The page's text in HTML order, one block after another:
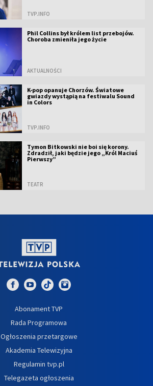
TVP.INFO
Phil Collins był królem list przebojów.
Choroba zmieniła jego życie
AKTUALNOŚCI
K-pop opanuje Chorzów. Światowe
gwiazdy wystąpią na festiwalu Sound
in Colors
TVP.INFO
Tymon Bitkowski nie boi się korony.
Zdradził, jaki będzie jego „Król Maciuś
Pierwszy”
TEATR
Abonament TVP
Rada Programowa
Ogłoszenia przetargowe
Akademia Telewizyjna
Regulamin tvp.pl
Telegazeta ogłoszenia